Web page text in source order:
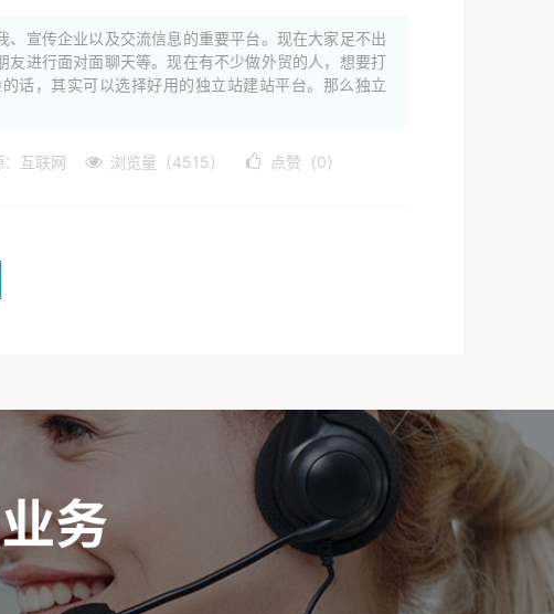
宣传企业以及交流信息的重要平台。现在大家足不出
进行面对面聊天等。现在有不少做外贸的人，想要打
话，其实可以选择好用的独立站建站平台。那么独立
：互联网 浏览量（4515） 点赞（0）